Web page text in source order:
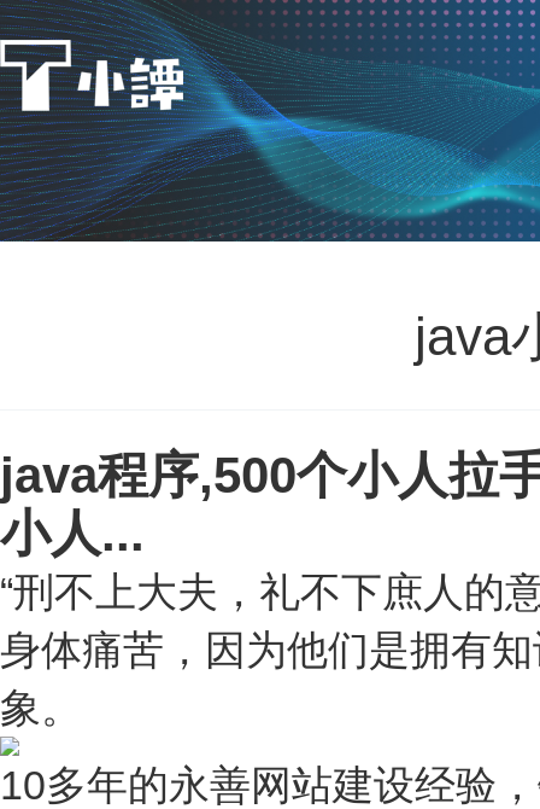
java
java程序,500个小人拉
小人...
“刑不上大夫，礼不下庶人的
身体痛苦，因为他们是拥有
象。
10多年的永善网站建设经验